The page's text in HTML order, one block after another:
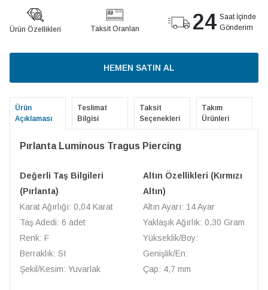
Ürün Özellikleri Taksit Oranları 24 Saat İçinde
Gönderim
HEMEN SATIN AL
Ürün
Açıklaması
Teslimat
Bilgisi
Taksit
Seçenekleri
Takım
Ürünleri
Pırlanta Luminous Tragus Piercing
Değerli Taş Bilgileri
(Pırlanta)
Karat Ağırlığı: 0,04 Karat
Taş Adedi: 6 adet
Renk: F
Berraklık: SI
Şekil/Kesim: Yuvarlak
Altın Özellikleri (Kırmızı
Altın)
Altın Ayarı: 14 Ayar
Yaklaşık Ağırlık: 0,30 Gram
Yükseklik/Boy:
Genişlik/En:
Çap: 4,7 mm